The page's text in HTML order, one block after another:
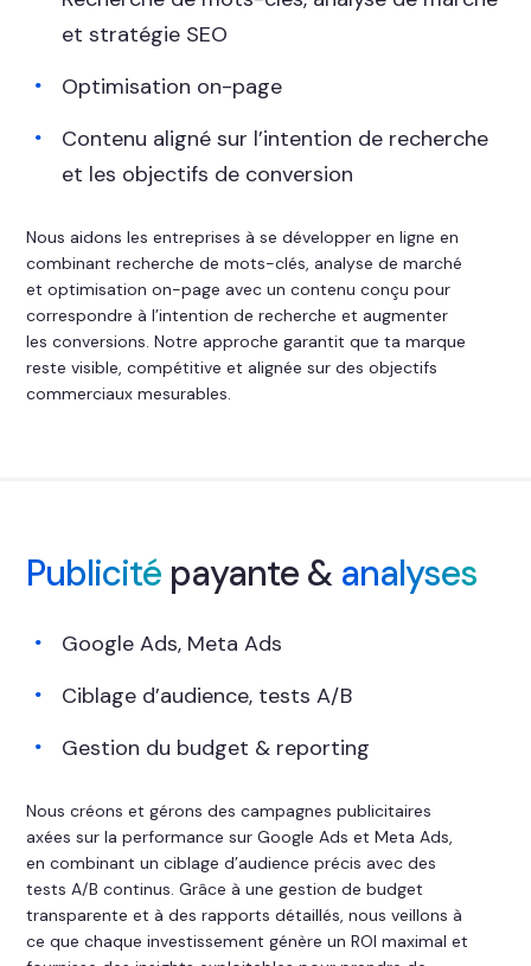
et stratégie SEO
Optimisation on-page
Contenu aligné sur l’intention de recherche
et les objectifs de conversion
Nous aidons les entreprises à se développer en ligne en
combinant recherche de mots-clés, analyse de marché
et optimisation on-page avec un contenu conçu pour
correspondre à l’intention de recherche et augmenter
les conversions. Notre approche garantit que ta marque
reste visible, compétitive et alignée sur des objectifs
commerciaux mesurables.
Publicité payante & analyses
Google Ads, Meta Ads
Ciblage d’audience, tests A/B
Gestion du budget & reporting
Nous créons et gérons des campagnes publicitaires
axées sur la performance sur Google Ads et Meta Ads,
en combinant un ciblage d’audience précis avec des
tests A/B continus. Grâce à une gestion de budget
transparente et à des rapports détaillés, nous veillons à
ce que chaque investissement génère un ROI maximal et